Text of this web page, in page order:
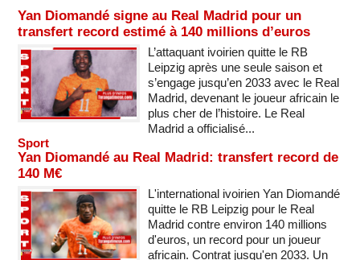
Yan Diomandé signe au Real Madrid pour un
transfert record estimé à 140 millions d’euros
L’attaquant ivoirien quitte le RB
Leipzig après une seule saison et
s’engage jusqu’en 2033 avec le Real
Madrid, devenant le joueur africain le
plus cher de l’histoire. Le Real
Madrid a officialisé...
Sport
Yan Diomandé au Real Madrid: transfert record de
140 M€
L'international ivoirien Yan Diomandé
quitte le RB Leipzig pour le Real
Madrid contre environ 140 millions
d'euros, un record pour un joueur
africain. Contrat jusqu'en 2033. Un